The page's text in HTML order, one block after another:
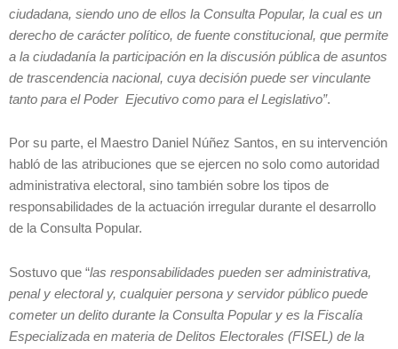
ciudadana, siendo uno de ellos la Consulta Popular, la cual es un
derecho de carácter político, de fuente constitucional, que permite
a la ciudadanía la participación en la discusión pública de asuntos
de trascendencia nacional, cuya decisión puede ser vinculante
tanto para el Poder Ejecutivo como para el Legislativo”.
Por su parte, el Maestro Daniel Núñez Santos, en su intervención
habló de las atribuciones que se ejercen no solo como autoridad
administrativa electoral, sino también sobre los tipos de
responsabilidades de la actuación irregular durante el desarrollo
de la Consulta Popular.
Sostuvo que “las responsabilidades pueden ser administrativa,
penal y electoral y, cualquier persona y servidor público puede
cometer un delito durante la Consulta Popular y es la Fiscalía
Especializada en materia de Delitos Electorales (FISEL) de la